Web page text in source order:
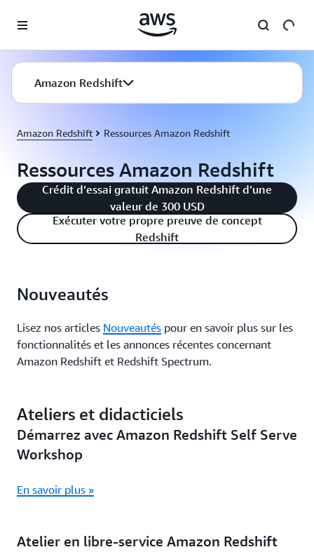
Amazon Redshift
Amazon Redshift Ressources Amazon Redshift
Ressources Amazon Redshift
Crédit d’essai gratuit Amazon Redshift d’une
valeur de 300 USD
Exécuter votre propre preuve de concept
Redshift
Nouveautés
Lisez nos articles Nouveautés pour en savoir plus sur les
fonctionnalités et les annonces récentes concernant
Amazon Redshift et Redshift Spectrum.
Ateliers et didacticiels
Démarrez avec Amazon Redshift Self Serve
Workshop
En savoir plus »
Atelier en libre-service Amazon Redshift